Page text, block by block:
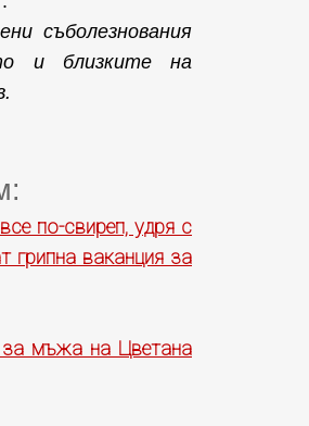
съболезнования
и близките на
по-свиреп, удря с
грипна ваканция за
мъжа на Цветана